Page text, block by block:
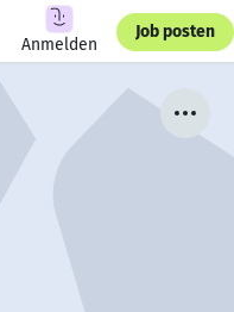
Anmelden
Job posten